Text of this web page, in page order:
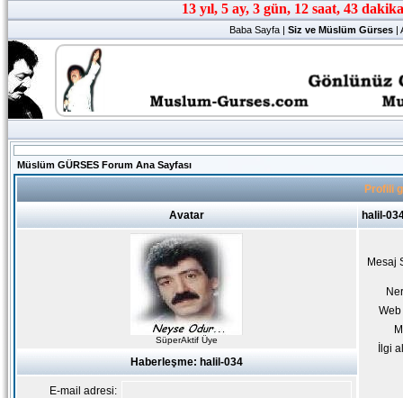
Baba Sayfa |Siz ve Müslüm Gürses |
Müslüm GÜRSES Forum Ana Sayfası
Profili
Avatar halil-
SüperAktif Üye
Mesaj
İlgi
Haberleşme: halil-034
E-mail adresi: